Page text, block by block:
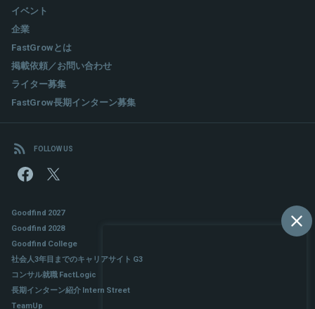
イベント
企業
FastGrowとは
掲載依頼／お問い合わせ
ライター募集
FastGrow長期インターン募集
FOLLOW US
Goodfind 2027
Goodfind 2028
Goodfind College
社会人3年目までのキャリアサイト G3
コンサル就職 FactLogic
長期インターン紹介 Intern Street
TeamUp